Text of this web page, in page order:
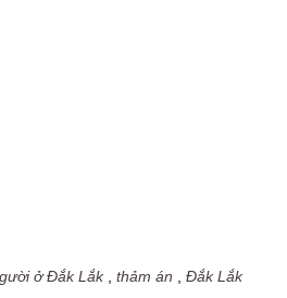
ở Đắk Lắk,thảm án ,Đắk Lắk